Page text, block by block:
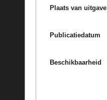
Plaats van uitgave
Publicatiedatum
Beschikbaarheid